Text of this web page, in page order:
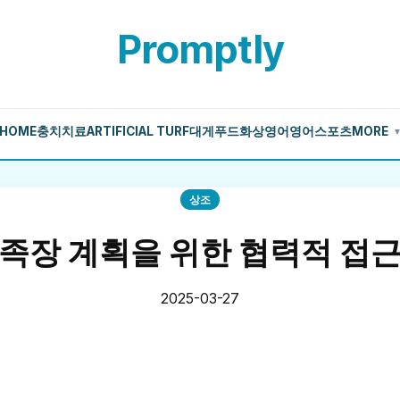
Promptly
충치치료ARTIFICIAL TURF대게 푸드화상영어 영어 스포츠MORE
상조
장 계획을 위한 협력적 접
2025-03-27